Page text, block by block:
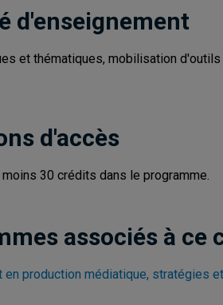
d'enseignement
et thématiques, mobilisation
d'accès
30 crédits dans le programme.
associés à ce
en production médiatique, stratégies